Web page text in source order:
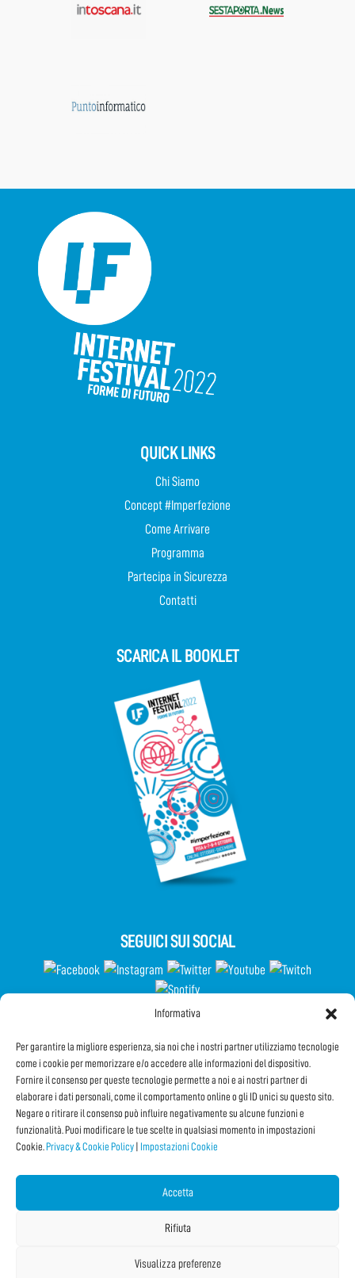
Informativa
Per garantire la migliore esperienza, sia noi che i nostri partner utilizziamo tecnologie
come i cookie per memorizzare e/o accedere alle informazioni del dispositivo.
Fornire il consenso per queste tecnologie permette a noi e ai nostri partner di
elaborare i dati personali, come il comportamento online o gli ID unici su questo sito.
Negare o ritirare il consenso può influire negativamente su alcune funzioni e
funzionalità. Puoi modificare le tue scelte in qualsiasi momento in impostazioni
Cookie. Privacy & Cookie Policy Impostazioni Cookie
Accetta
Rifiuta
Visualizza preferenze
QUICK LINKS
Chi Siamo
Concept #Imperfezione
Come Arrivare
Programma
Partecipa in Sicurezza
Contatti
SCARICA IL BOOKLET
SEGUICI SUI SOCIAL
Iscriviti alla Newsletter
CONDIVIDI QUESTA PAGINA!
Facebook
La Jetée|Privacy & Cookie Policy